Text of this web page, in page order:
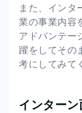
また、インタ
業の事業内容
アドバンテー
躍をしてその
考にしてみて
インター